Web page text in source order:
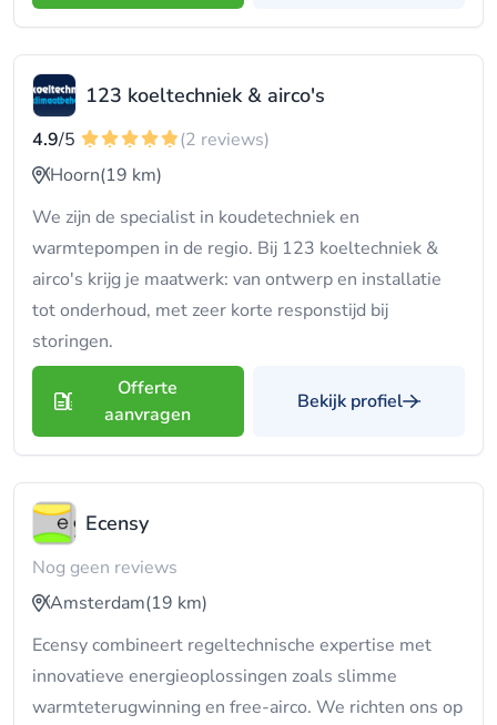
123 koeltechniek & airco's
4.9/5
(2 reviews)
Hoorn(19 km)
We zijn de specialist in koudetechniek en
warmtepompen in de regio. Bij 123 koeltechniek &
airco's krijg je maatwerk: van ontwerp en installatie
tot onderhoud, met zeer korte responstijd bij
storingen.
Offerte
aanvragen
Bekijk profiel
Ecensy
Nog geen reviews
Amsterdam(19 km)
Ecensy combineert regeltechnische expertise met
innovatieve energieoplossingen zoals slimme
warmteterugwinning en free-airco. We richten ons op